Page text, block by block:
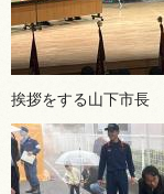
挨拶をする山下市長